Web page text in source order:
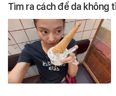
Tìm ra cách để da không